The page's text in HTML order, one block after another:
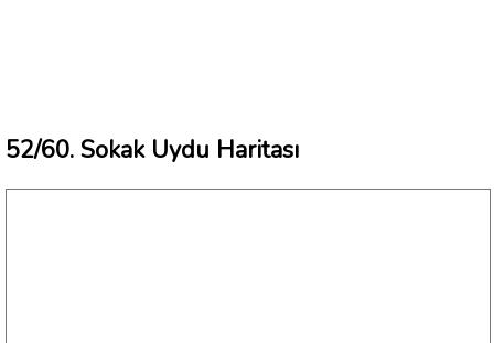
52/60. Sokak Uydu Haritası